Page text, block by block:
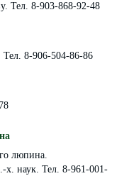
Тел. 8-903-868-92-48
Тел. 8-906-504-86-86
люпина.
х. наук. Тел. 8-961-001-